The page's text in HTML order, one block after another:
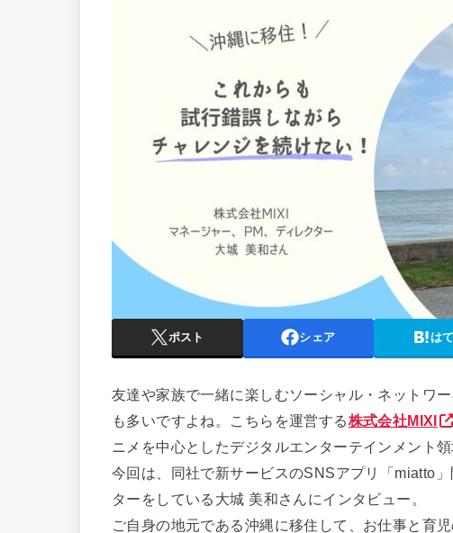
ポスト シェア は
友達や家族で一緒に楽しむソーシャル・ネットワ
も多いですよね。こちらを運営する株式会社MIXI
ニメを中心としたデジタルエンターテインメント
今回は、同社で新サービスのSNSアプリ「miatto
ターをしている大城 美和さんにインタビュー。
ご自身の地元である沖縄に移住して、お仕事と育